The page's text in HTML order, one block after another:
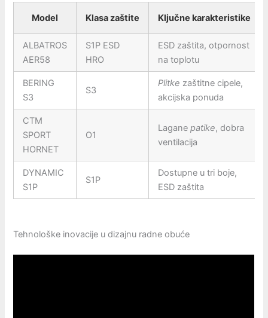
Model Klasa zaštite Ključne karakteristike
ALBATROS
AER58
S1P ESD
HRO
ESD zaštita, otpornost
na toplotu
BERING
S3
S3
Plitke zaštitne cipele,
akcijska ponuda
CTM
SPORT
HORNET
O1
Laganepatike, dobra
ventilacija
DYNAMIC
S1P
S1P
Dostupne u tri boje,
ESD zaštita
Tehnološke inovacije u dizajnu radne obuće